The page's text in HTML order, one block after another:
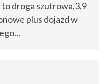
to droga szutrowa,3,9
plus dojazd w